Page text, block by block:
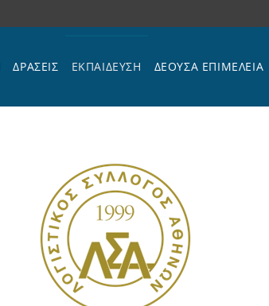
ΔΡΑΣΕΙΣ ΕΚΠΑΊΔΕΥΣΗ ΔΕΟΥΣΑ ΕΠΙΜΕΛΕΙΑ